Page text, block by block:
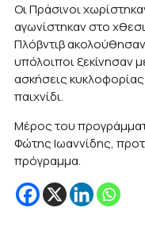
Οι Πράσινοι
αγωνίστηκαν στο
Πλόβντιβ
υπόλοιποι ξεκίνησαν
ασκήσεις
παιχνίδι.
Μέρος του
Φώτης Ιωαννίδης,
πρόγραμμα.